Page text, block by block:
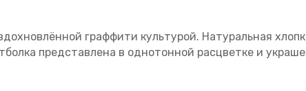
граффити культурой. Натуральная
представлена в однотонной расцветке и